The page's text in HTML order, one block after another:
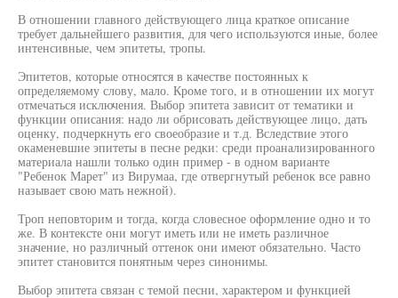
В отношении главного действующего лица краткое описание
требует дальнейшего развития, для чего используются иные, более
интенсивные, чем эпитеты, тропы.
Эпитетов, которые относятся в качестве постоянных к
определяемому слову, мало. Кроме того, и в отношении их могут
отмечаться исключения. Выбор эпитета зависит от тематики и
функции описания: надо ли обрисовать действующее лицо, дать
оценку, подчеркнуть его своеобразие и т.д. Вследствие этого
окаменевшие эпитеты в песне редки: среди проанализированного
материала нашли только один пример - в одном варианте
"Ребенок Марет" из Вирумаа, где отвергнутый ребенок все равно
называет свою мать нежной).
Троп неповторим и тогда, когда словесное оформление одно и то
же. В контексте они могут иметь или не иметь различное
значение, но различный оттенок они имеют обязательно. Часто
эпитет становится понятным через синонимы.
Выбор эпитета связан с темой песни, характером и функцией